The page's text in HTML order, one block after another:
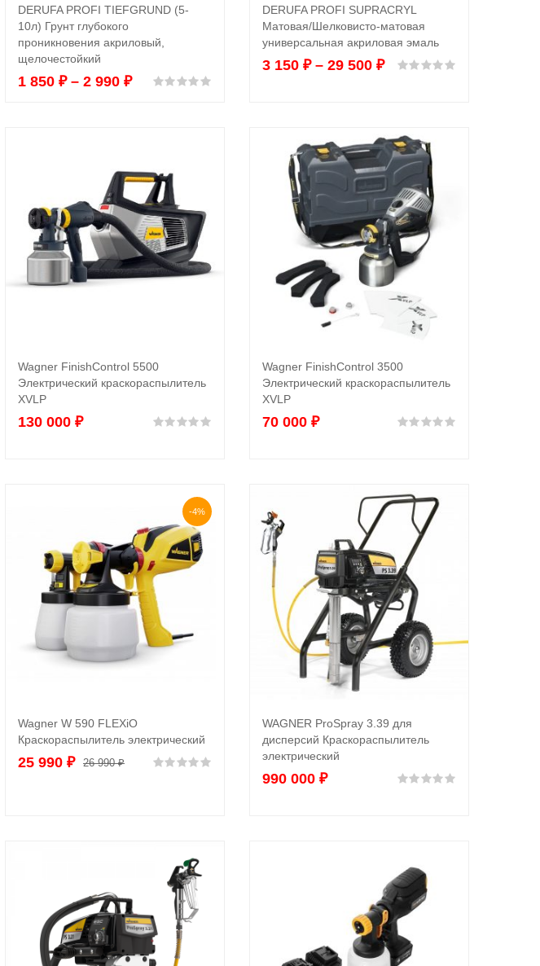
из 5
Выбрать ...
DERUFA PROFI TIEFGRUND (5-
10л) Грунт глубокого
проникновения акриловый,
щелочестойкий
1 850 ₽– 2 990 ₽
Выбрать ...
DERUFA PROFI SUPRACRYL
Матовая/Шелковисто-матовая
универсальная акриловая эмаль
3 150 ₽– 29 500 ₽
В корзину
Wagner FinishControl 5500
Электрический краскораспылитель
XVLP
130 000 ₽ из 5
В корзину
Wagner FinishControl 3500
Электрический краскораспылитель
XVLP
70 000 ₽
-4%
В корзину
Wagner W 590 FLEXiO
Краскораспылитель электрический
26 990₽
25 990 ₽ из 5
В корзину
WAGNER ProSpray 3.39 для
дисперсий Краскораспылитель
электрический
990 000 ₽